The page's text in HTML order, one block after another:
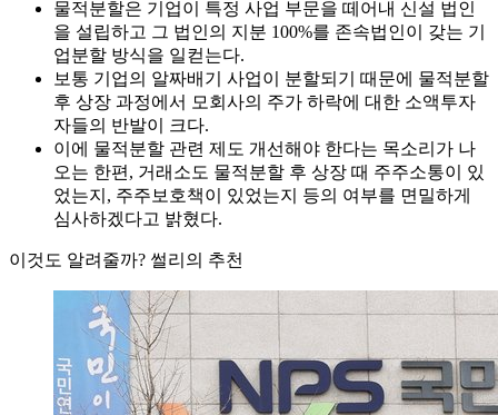
물적분할은 기업이 특정 사업 부문을 떼어내 신설 법인
을 설립하고 그 법인의 지분 100%를 존속법인이 갖는 기
업분할 방식을 일컫는다.
보통 기업의 알짜배기 사업이 분할되기 때문에 물적분할
후 상장 과정에서 모회사의 주가 하락에 대한 소액투자
자들의 반발이 크다.
이에 물적분할 관련 제도 개선해야 한다는 목소리가 나
오는 한편, 거래소도 물적분할 후 상장 때 주주소통이 있
었는지, 주주보호책이 있었는지 등의 여부를 면밀하게
심사하겠다고 밝혔다.
이것도 알려줄까? 썰리의 추천